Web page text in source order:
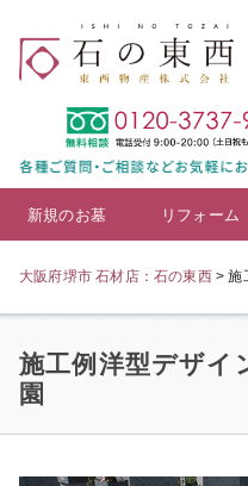
新規のお墓 リフォーム
大阪府堺市 石材店：石の東西>施
施工例洋型デザイ
園